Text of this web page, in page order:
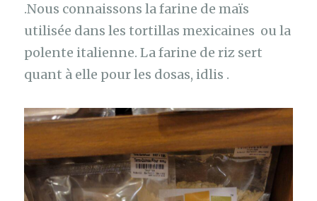
.Nous connaissons la farine de maïs
utilisée dans les tortillas mexicaines ou la
polente italienne. La farine de riz sert
quant à elle pour les dosas, idlis .